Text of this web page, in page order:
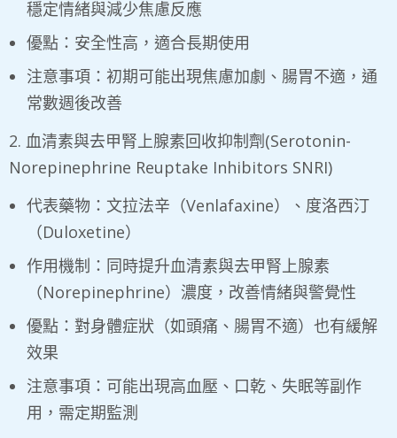
穩定情緒與減少焦慮反應
優點：安全性高，適合長期使用
注意事項：初期可能出現焦慮加劇、腸胃不適，通
常數週後改善
2. 血清素與去甲腎上腺素回收抑制劑(Serotonin-
Norepinephrine Reuptake Inhibitors SNRI)
代表藥物：文拉法辛（Venlafaxine）、度洛西汀
（Duloxetine）
作用機制：同時提升血清素與去甲腎上腺素
（Norepinephrine）濃度，改善情緒與警覺性
優點：對身體症狀（如頭痛、腸胃不適）也有緩解
效果
注意事項：可能出現高血壓、口乾、失眠等副作
用，需定期監測